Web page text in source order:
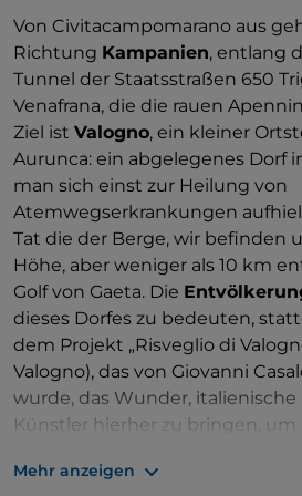
einem Slogan für die
Region. Die ersten Werke,
Fotografien inspiriert waren,
Jahr 2016.
Von Civitacampomarano aus
Richtung Kampanien, entlang
Tunnel der Staatsstraßen 650
Venafrana, die die rauen
Ziel ist Valogno, ein kleiner
Aurunca: ein abgelegenes Dorf
man sich einst zur Heilung von
Atemwegserkrankungen
Tat die der Berge, wir befinden
Höhe, aber weniger als 10 km
Golf von Gaeta. Die
dieses Dorfes zu bedeuten,
dem Projekt „Risveglio di
Valogno), das von Giovanni
wurde, das Wunder,
Künstler hierher zu bringen, um
Fassadender Häuser, bei
Mehr anzeigen